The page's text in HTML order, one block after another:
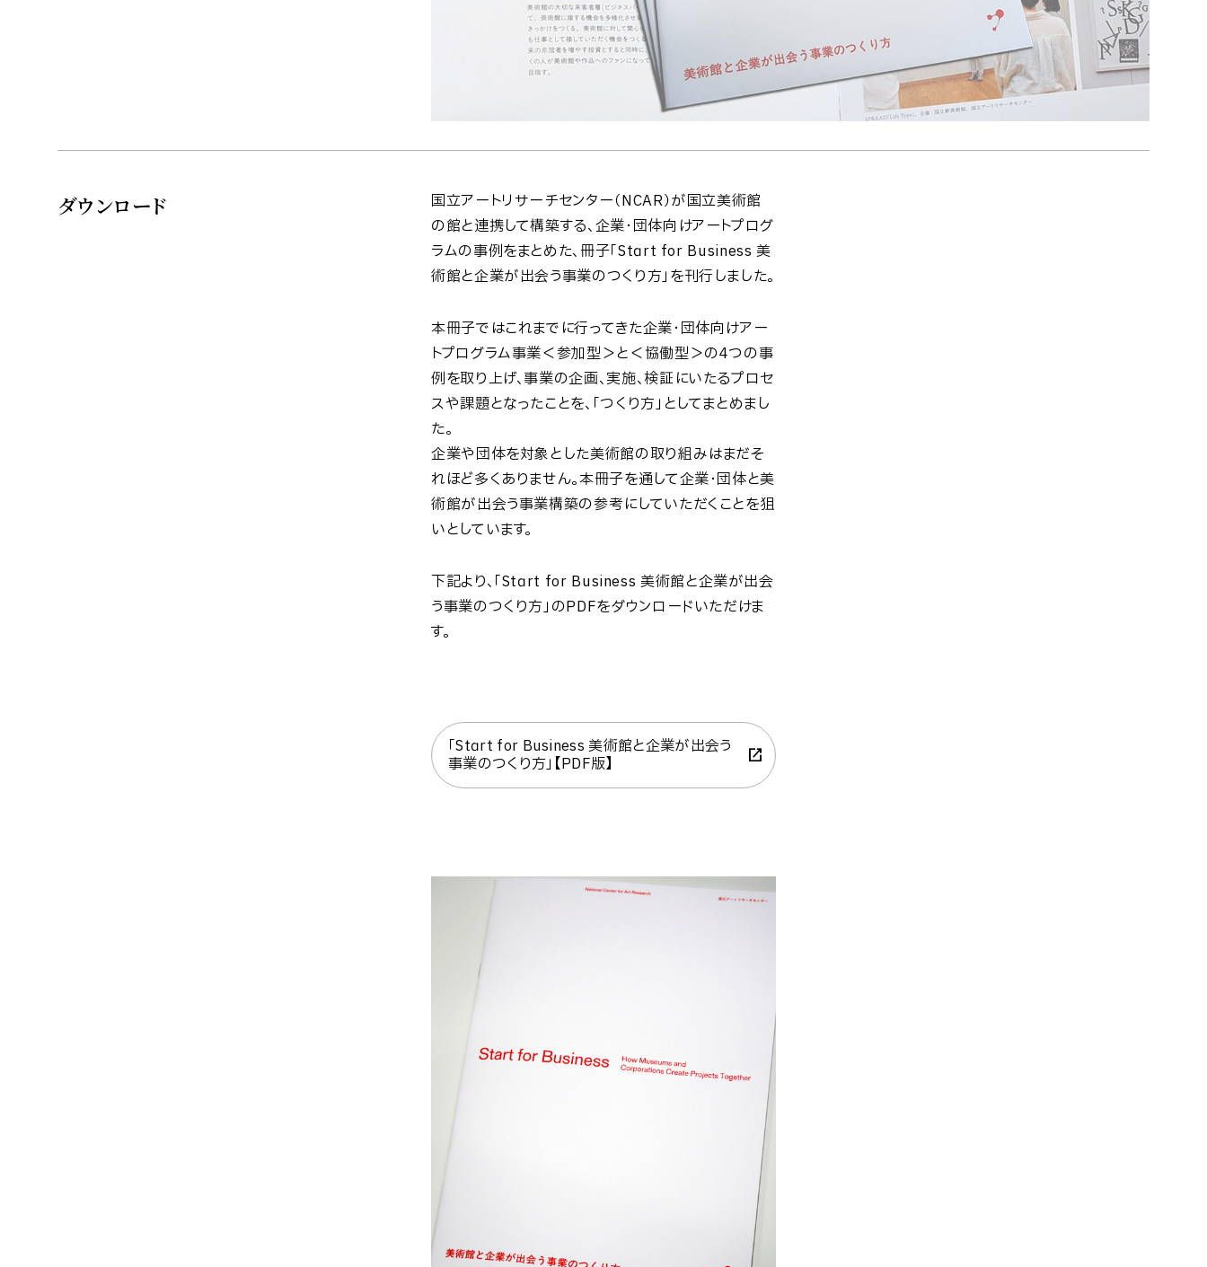
ダウンロード
国立アートリサーチセンター（NCAR）が国立美術館
の館と連携して構築する、企業・団体向けアートプログ
ラムの事例をまとめた、冊子「Start for Business 美
術館と企業が出会う事業のつくり方」を刊行しました。
本冊子ではこれまでに行ってきた企業・団体向けアー
トプログラム事業＜参加型＞と＜協働型＞の4つの事
例を取り上げ、事業の企画、実施、検証にいたるプロセ
スや課題となったことを、「つくり方」としてまとめまし
た。
企業や団体を対象とした美術館の取り組みはまだそ
れほど多くありません。本冊子を通して企業・団体と美
術館が出会う事業構築の参考にしていただくことを狙
いとしています。
下記より、「Start for Business 美術館と企業が出会
う事業のつくり方」のPDFをダウンロードいただけま
す。
「Start for Business 美術館と企業が出会う
事業のつくり方」【PDF版】